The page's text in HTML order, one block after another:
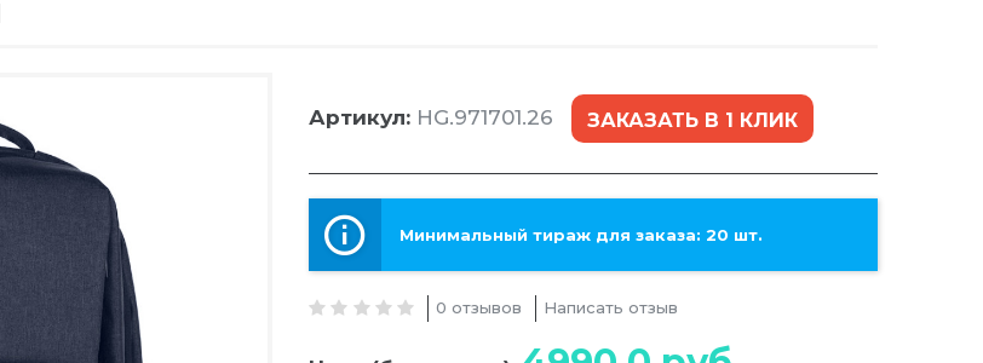
Артикул: HG.971701.26 ЗАКАЗАТЬ В 1 КЛИК
Минимальный тираж для заказа: 20 шт.
0 отзывов Написать отзыв